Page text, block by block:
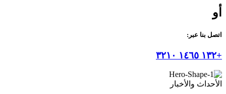
أو
اتصل بنا عبر:
+١٣٢ ١٤٦٥ ٣٢١٠
الأحداث والأخبار